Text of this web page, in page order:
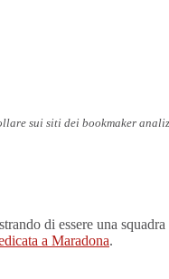
sui siti dei bookmaker
di essere una
a Maradona.